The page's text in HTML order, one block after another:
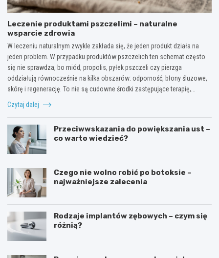
Leczenie produktami pszczelimi – naturalne
wsparcie zdrowia
W leczeniu naturalnym zwykle zakłada się, że jeden produkt działa na
jeden problem. W przypadku produktów pszczelich ten schemat często
się nie sprawdza, bo miód, propolis, pyłek pszczeli czy pierzga
oddziałują równocześnie na kilka obszarów: odporność, błony śluzowe,
skórę i regenerację. To nie są cudowne środki zastępujące terapię,…
Czytaj dalej
Przeciwwskazania do powiększania ust –
co warto wiedzieć?
Czego nie wolno robić po botoksie –
najważniejsze zalecenia
Rodzaje implantów zębowych – czym się
różnią?